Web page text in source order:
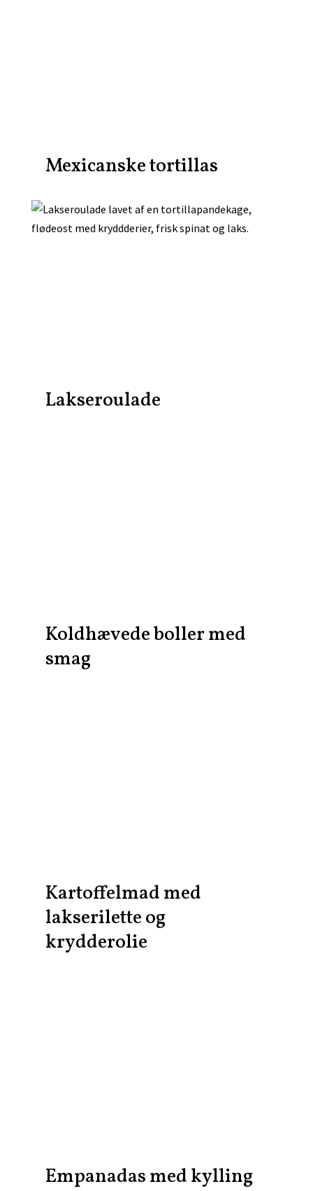
Mexicanske tortillas
Lakseroulade
Koldhævede boller med
smag
Kartoffelmad med
lakserilette og
krydderolie
Empanadas med kylling